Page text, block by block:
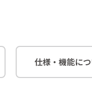
仕様・機能に